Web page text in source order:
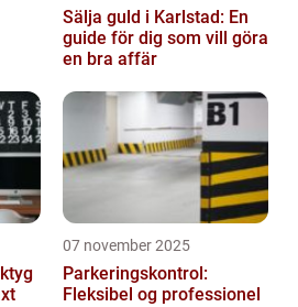
Sälja guld i Karlstad: En
guide för dig som vill göra
en bra affär
07 november 2025
Parkeringskontrol:
Fleksibel og professionel